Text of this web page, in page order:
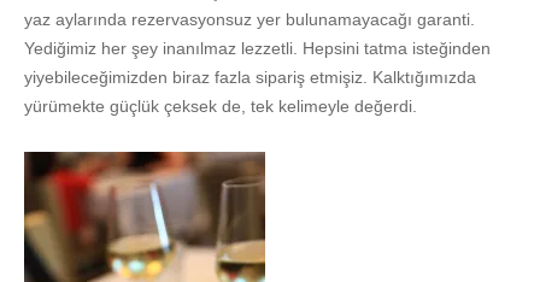
yaz aylarında rezervasyonsuz yer bulunamayacağı garanti.
Yediğimiz her şey inanılmaz lezzetli. Hepsini tatma isteğinden
yiyebileceğimizden biraz fazla sipariş etmişiz. Kalktığımızda
yürümekte güçlük çeksek de, tek kelimeyle değerdi.